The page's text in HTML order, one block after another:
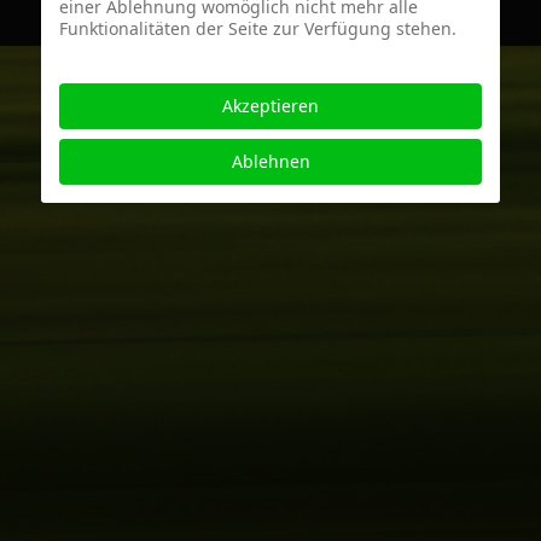
einer Ablehnung womöglich nicht mehr alle
Funktionalitäten der Seite zur Verfügung stehen.
Akzeptieren
Ablehnen